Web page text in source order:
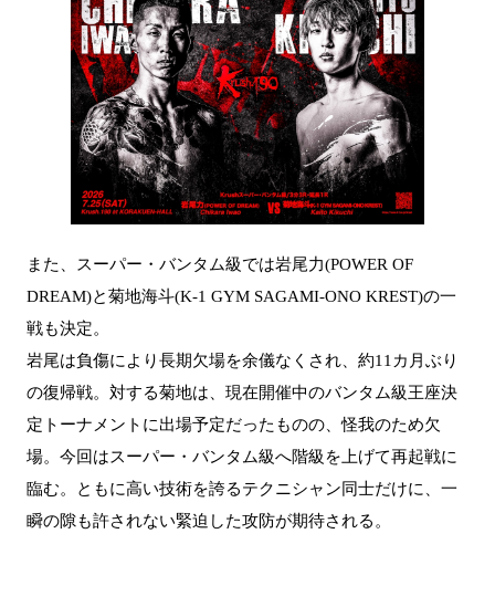
また、スーパー・バンタム級では岩尾力(POWER OF
DREAM)と菊地海斗(K-1 GYM SAGAMI-ONO KREST)の一
戦も決定。
岩尾は負傷により長期欠場を余儀なくされ、約11カ月ぶり
の復帰戦。対する菊地は、現在開催中のバンタム級王座決
定トーナメントに出場予定だったものの、怪我のため欠
場。今回はスーパー・バンタム級へ階級を上げて再起戦に
臨む。ともに高い技術を誇るテクニシャン同士だけに、一
瞬の隙も許されない緊迫した攻防が期待される。